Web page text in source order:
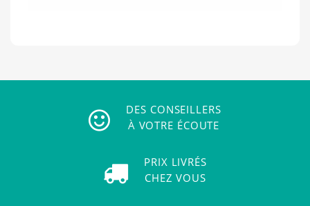
DES CONSEILLERS
À VOTRE ÉCOUTE
PRIX LIVRÉS
CHEZ VOUS